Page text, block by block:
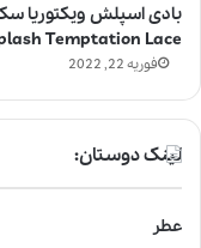
Temptation Lace
فوریه 22, 2022
لینک دوستان:
عطر